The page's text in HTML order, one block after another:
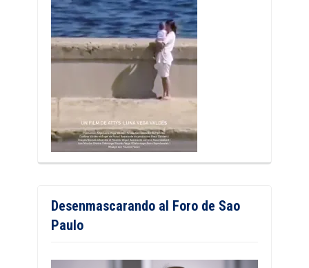
Desenmascarando al Foro de Sao
Paulo